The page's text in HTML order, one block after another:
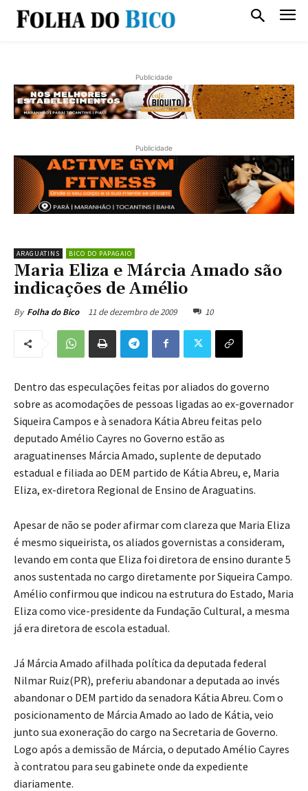
Publicidade
Publicidade
ARAGUATINS BICO DO PAPAGAIO
Maria Eliza e Márcia Amado são
indicações de Amélio
By Folha do Bico 11 de dezembro de 2009 10
Dentro das especulações feitas por aliados do governo
sobre as acomodações de pessoas ligadas ao ex-governador
Siqueira Campos e à senadora Kátia Abreu feitas pelo
deputado Amélio Cayres no Governo estão as
araguatinenses Márcia Amado, suplente de deputado
estadual e filiada ao DEM partido de Kátia Abreu, e, Maria
Eliza, ex-diretora Regional de Ensino de Araguatins.
Apesar de não se poder afirmar com clareza que Maria Eliza
é mesmo siqueirista, os aliados governistas a consideram,
levando em conta que Eliza foi diretora de ensino durante 5
anos sustentada no cargo diretamente por Siqueira Campo.
Amélio confirmou que indicou na estrutura do Estado, Maria
Eliza como vice-presidente da Fundação Cultural, a mesma
já era diretora de escola estadual.
Já Márcia Amado afilhada política da deputada federal
Nilmar Ruiz(PR), preferiu abandonar a deputada ao invés
abandonar o DEM partido da senadora Kátia Abreu. Com o
posicionamento de Márcia Amado ao lado de Kátia, veio
junto sua exoneração do cargo na Secretaria de Governo.
Logo após a demissão de Márcia, o deputado Amélio Cayres
à contratou para seu gabinete onde da expediente
diariamente.